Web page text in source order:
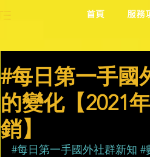
首頁 服務
#每日第一手國
的變化【2021
銷】
#每日第一手國外社群新知 #